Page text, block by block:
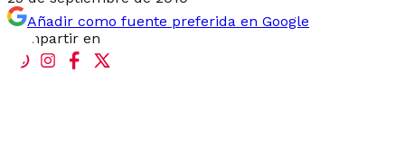
Añadir como fuente preferida en Google
Compartir en